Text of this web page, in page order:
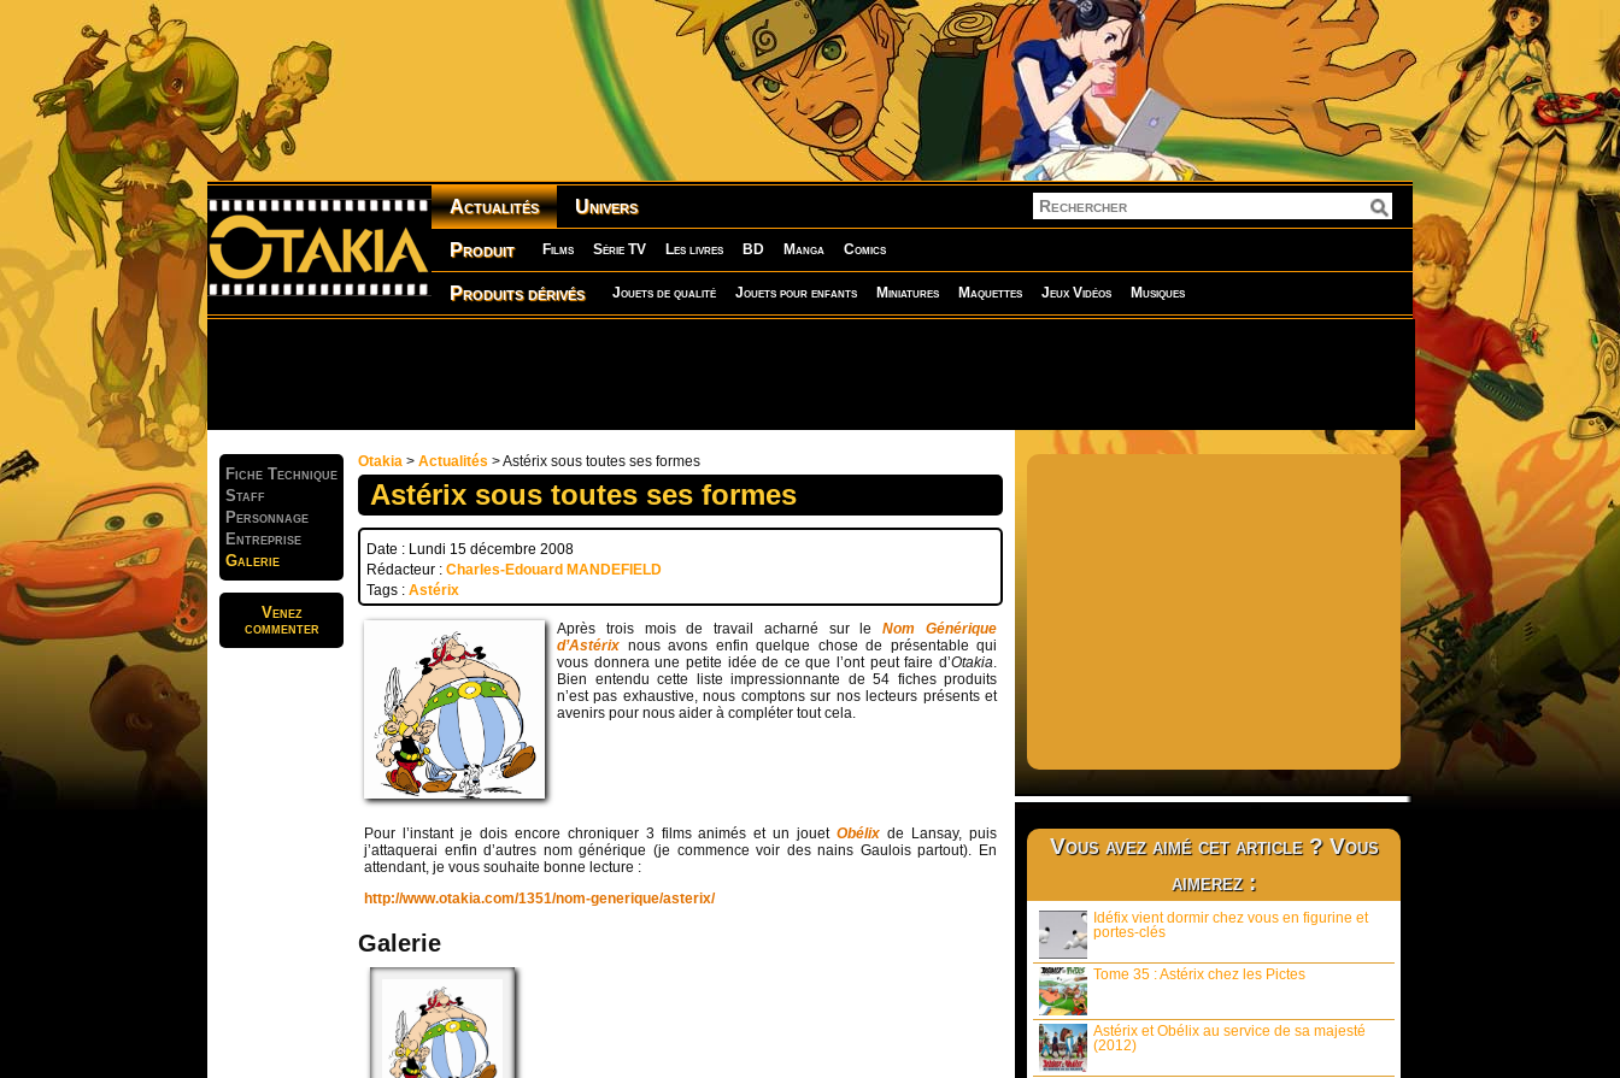
Actualités Univers
Produit Films Série TV Les livres BD Manga Comics
Produits dérivés Jouets de qualité Jouets pour enfants Miniatures Maquettes Jeux Vidéos Musiques
Fiche Technique
Staff
Personnage
Entreprise
Galerie
Venez
commenter
Otakia > Actualités > Astérix sous toutes ses formes
Astérix sous toutes ses formes
Date : Lundi 15 décembre 2008
Rédacteur : Charles-Edouard MANDEFIELD
Tags : Astérix
Après trois mois de travail acharné sur leNom Générique
d’Astérix nous avons enfin quelque chose de présentable qui
vous donnera une petite idée de ce que l’ont peut faire d’Otakia.
Bien entendu cette liste impressionnante de 54 fiches produits
n’est pas exhaustive, nous comptons sur nos lecteurs présents et
avenirs pour nous aider à compléter tout cela.
Pour l’instant je dois encore chroniquer 3 films animés et un jouetObélix de Lansay, puis
j’attaquerai enfin d’autres nom générique (je commence voir des nains Gaulois partout). En
attendant, je vous souhaite bonne lecture :
http://www.otakia.com/1351/nom-generique/asterix/
Galerie
Vous avez aimé cet article ? Vous
aimerez :
Idéfix vient dormir chez vous en figurine et
portes-clés
Tome 35 : Astérix chez les Pictes
Astérix et Obélix au service de sa majesté
(2012)